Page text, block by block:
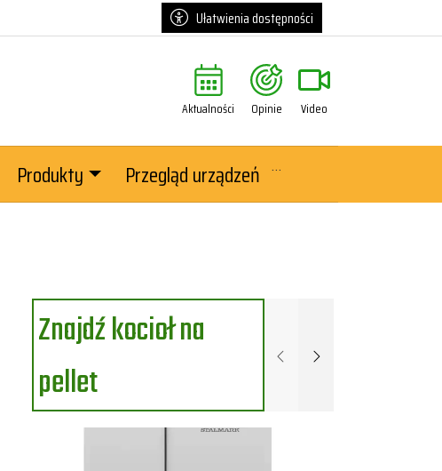
Ułatwienia dostępności
Aktualności Opinie Video
Produkty
Przegląd urządzeń
Znajdź kocioł na
pellet
PoprzednieNastępne